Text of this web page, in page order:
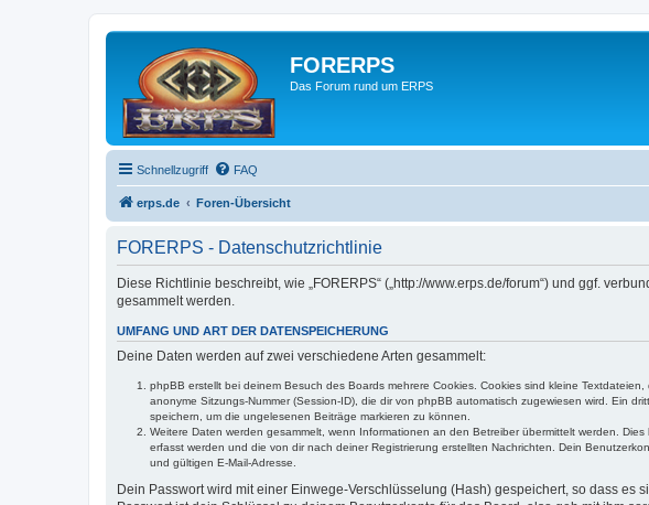
FORERPS
Das Forum rund um ERPS
Schnellzugriff FAQ
erps.de Foren-Übersicht
FORERPS - Datenschutzrichtlinie
Diese Richtlinie beschreibt, wie „FORERPS“ („http://www.erps.de/forum“) und ggf.
gesammelt werden.
UMFANG UND ART DER DATENSPEICHERUNG
Deine Daten werden auf zwei verschiedene Arten gesammelt:
phpBB erstellt bei deinem Besuch des Boards mehrere Cookies. Cookies sind kleine
anonyme Sitzungs-Nummer (Session-ID), die dir von phpBB automatisch zugewiesen wird. Ein
speichern, um die ungelesenen Beiträge markieren zu können.
Weitere Daten werden gesammelt, wenn Informationen an den Betreiber übermittelt werden.
erfasst werden und die von dir nach deiner Registrierung erstellten Nachrichten. Dein
und gültigen E-Mail-Adresse.
Dein Passwort wird mit einer Einwege-Verschlüsselung (Hash) gespeichert, so dass